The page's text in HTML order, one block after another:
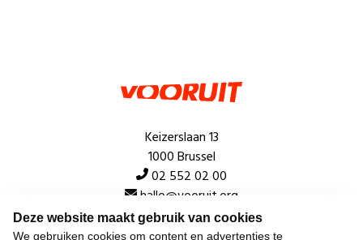
Deze website maakt gebruik van cookies
We gebruiken cookies om content en advertenties te
Keizerslaan 13
1000 Brussel
02 552 02 00
hallo@vooruit.org